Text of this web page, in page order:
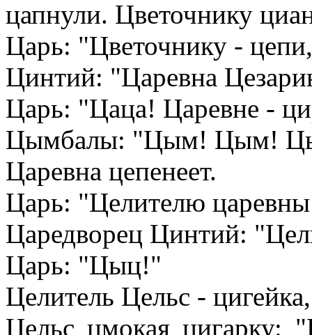
цапнули. Цветочнику
Царь: "Цветочнику -
Цинтий: "Царевна
Царь: "Цаца! Царевне -
Цымбалы: "Цым! Цым!
Царевна цепенеет.
Царь: "Целителю
Царедворец Цинтий:
Царь: "Цыц!"
Целитель Цельс -
Цельс цмокая цигарку: